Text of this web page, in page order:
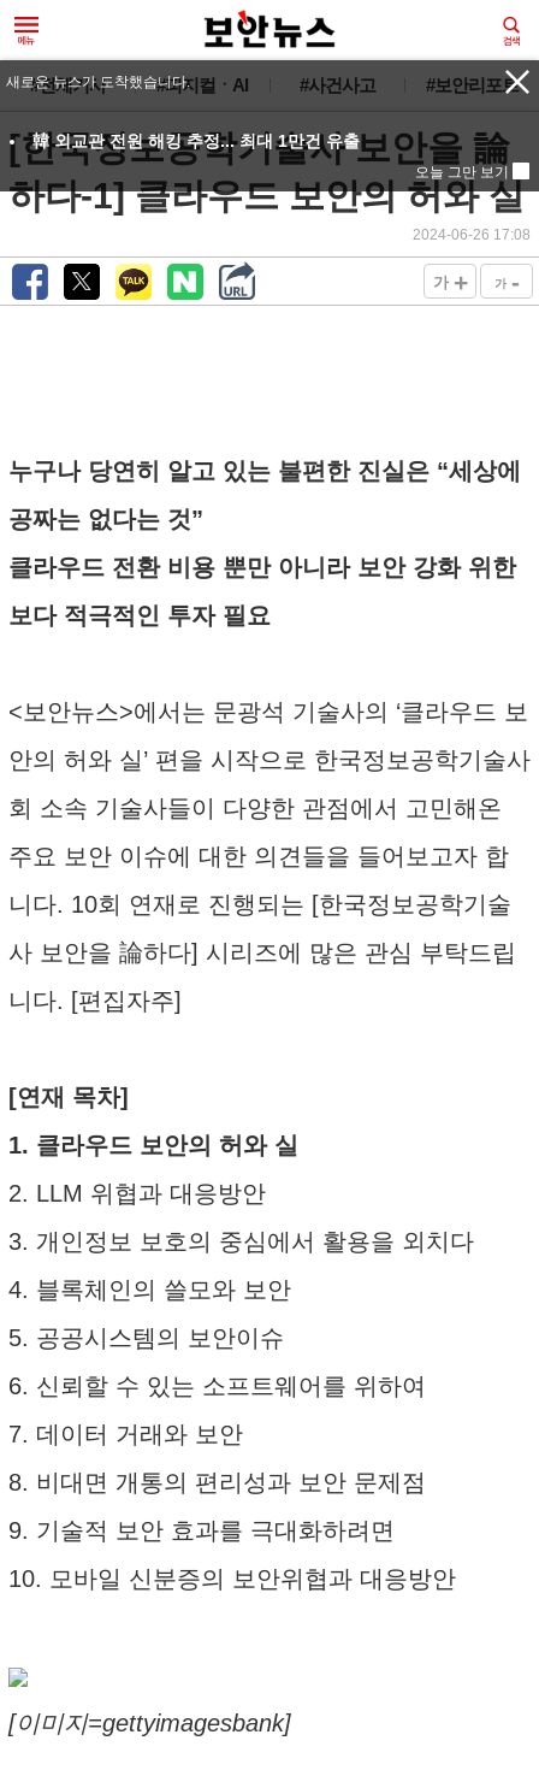
#전체기사 #피지컬ㆍAI #사건사고 #보안리포트
[한국정보공학기술사 보안을 論
하다-1] 클라우드 보안의 허와 실
2024-06-26 17:08
가 + 가 -
누구나 당연히 알고 있는 불편한 진실은 “세상에
공짜는 없다는 것”
클라우드 전환 비용 뿐만 아니라 보안 강화 위한
보다 적극적인 투자 필요
<보안뉴스>에서는 문광석 기술사의 ‘클라우드 보
안의 허와 실’ 편을 시작으로 한국정보공학기술사
회 소속 기술사들이 다양한 관점에서 고민해온
주요 보안 이슈에 대한 의견들을 들어보고자 합
니다. 10회 연재로 진행되는 [한국정보공학기술
사 보안을 論하다] 시리즈에 많은 관심 부탁드립
니다. [편집자주]
[연재 목차]
1. 클라우드 보안의 허와 실
2. LLM 위협과 대응방안
3. 개인정보 보호의 중심에서 활용을 외치다
4. 블록체인의 쓸모와 보안
5. 공공시스템의 보안이슈
6. 신뢰할 수 있는 소프트웨어를 위하여
7. 데이터 거래와 보안
8. 비대면 개통의 편리성과 보안 문제점
9. 기술적 보안 효과를 극대화하려면
10. 모바일 신분증의 보안위협과 대응방안
[이미지=gettyimagesbank]
새로운 뉴스가 도착했습니다.
韓 외교관 전원 해킹 추정... 최대 1만건 유출
오늘 그만 보기